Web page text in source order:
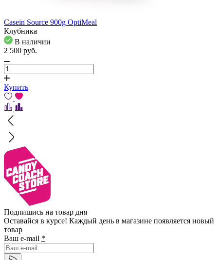
Casein Source 900g OptiMeal
Клубника
В наличии
2 500 pуб.
Купить
Подпишись на товар дня
Оставайся в курсе! Каждый день в магазине появляется новый
товар
Ваш e-mail *